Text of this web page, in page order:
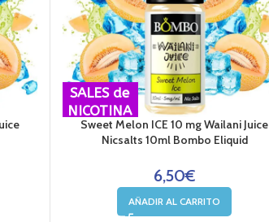
SALES de
NICOTINA
Sweet Melon ICE 10 mg Wailani Juice
Nicsalts 10ml Bombo Eliquid
6,50€
AÑADIR AL CARRITO